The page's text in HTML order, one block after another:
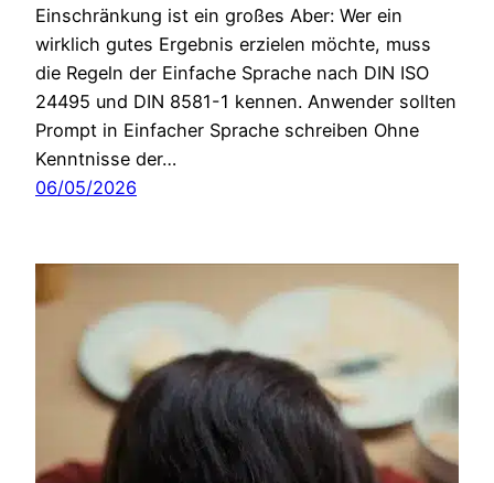
Einschränkung ist ein großes Aber: Wer ein
wirklich gutes Ergebnis erzielen möchte, muss
die Regeln der Einfache Sprache nach DIN ISO
24495 und DIN 8581-1 kennen. Anwender sollten
Prompt in Einfacher Sprache schreiben Ohne
Kenntnisse der…
06/05/2026